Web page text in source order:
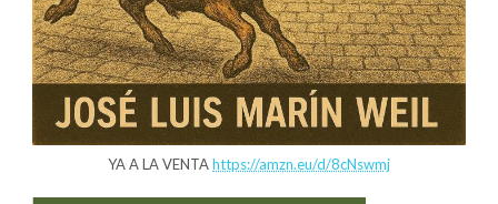
YA A LA VENTAhttps://amzn.eu/d/8cNswmj